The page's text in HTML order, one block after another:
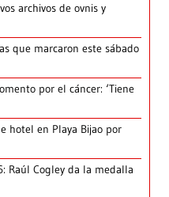
archivos de ovnis y
que marcaron este sábado
por el cáncer: ‘Tiene
hotel en Playa Bijao por
Raúl Cogley da la medalla